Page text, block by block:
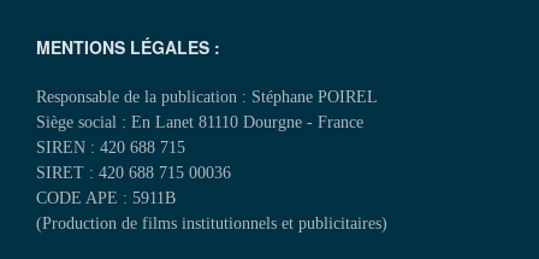
MENTIONS LÉGALES :
Responsable de la publication : Stéphane POIREL
Siège social : En Lanet 81110 Dourgne - France
SIREN : 420 688 715
SIRET : 420 688 715 00036
CODE APE : 5911B
(Production de films institutionnels et publicitaires)